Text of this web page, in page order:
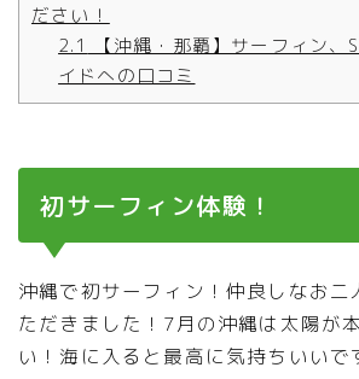
ださい！
2.1
【沖縄・那覇】サーフィン、
イドへの口コミ
初サーフィン体験！
沖縄で初サーフィン！仲良しなお二
ただきました！7月の沖縄は太陽が
い！海に入ると最高に気持ちいいで